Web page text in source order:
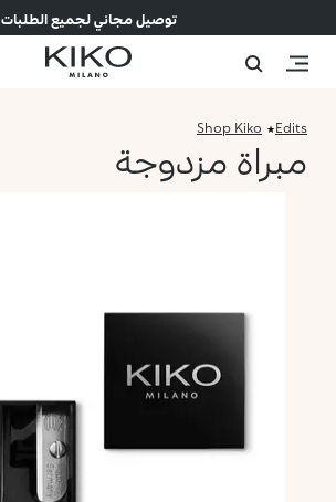
توصيل مجاني لجميع الطلبات
Edits
Shop Kiko
مبراة مزدوجة